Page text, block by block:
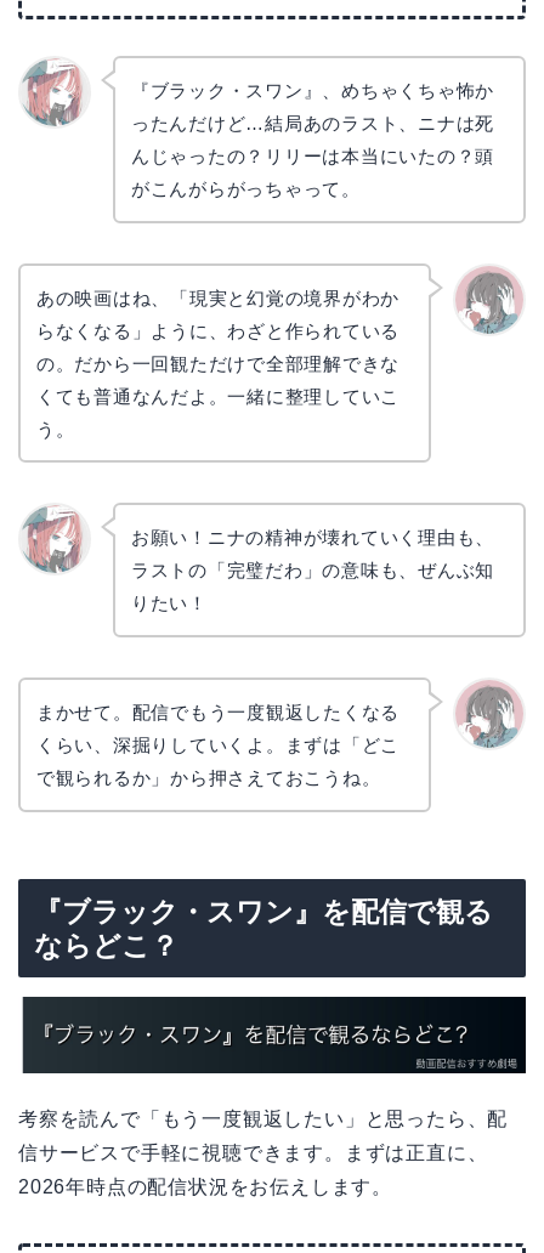
『ブラック・スワン』、めちゃくちゃ怖か
ったんだけど…結局あのラスト、ニナは死
んじゃったの？リリーは本当にいたの？頭
がこんがらがっちゃって。
あの映画はね、「現実と幻覚の境界がわか
らなくなる」ように、わざと作られている
の。だから一回観ただけで全部理解できな
くても普通なんだよ。一緒に整理していこ
う。
お願い！ニナの精神が壊れていく理由も、
ラストの「完璧だわ」の意味も、ぜんぶ知
りたい！
まかせて。配信でもう一度観返したくなる
くらい、深掘りしていくよ。まずは「どこ
で観られるか」から押さえておこうね。
『ブラック・スワン』を配信で観る
ならどこ？
考察を読んで「もう一度観返したい」と思ったら、配
信サービスで手軽に視聴できます。まずは正直に、
2026年時点の配信状況をお伝えします。